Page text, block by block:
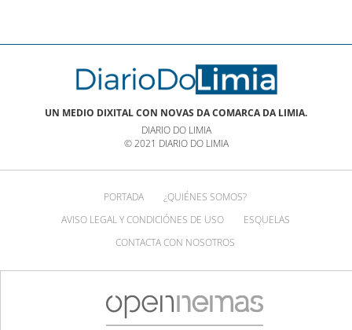
UN MEDIO DIXITAL CON NOVAS DA COMARCA DA LIMIA.
DIARIO DO LIMIA
© 2021 DIARIO DO LIMIA
PORTADA
¿QUIÉNES SOMOS?
AVISO LEGAL Y CONDICIÓNES DE USO
ESQUELAS
CONTACTA CON NOSOTROS